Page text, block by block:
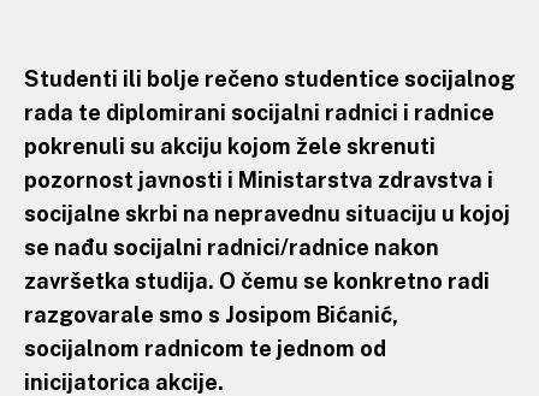
Studenti ili bolje rečeno studentice socijalnog
rada te diplomirani socijalni radnici i radnice
pokrenuli su akciju kojom žele skrenuti
pozornost javnosti i Ministarstva zdravstva i
socijalne skrbi na nepravednu situaciju u kojoj
se nađu socijalni radnici/radnice nakon
završetka studija. O čemu se konkretno radi
razgovarale smo s Josipom Bićanić,
socijalnom radnicom te jednom od
inicijatorica akcije.